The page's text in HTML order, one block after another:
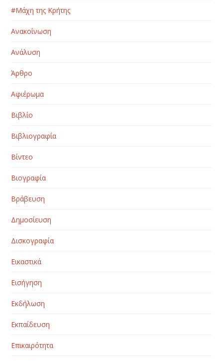
#Μάχη της Κρήτης
Ανακοίνωση
Ανάλυση
Άρθρο
Αφιέρωμα
Βιβλίο
Βιβλιογραφία
Βίντεο
Βιογραφία
Βράβευση
Δημοσίευση
Δισκογραφία
Εικαστικά
Εισήγηση
Εκδήλωση
Εκπαίδευση
Επικαιρότητα